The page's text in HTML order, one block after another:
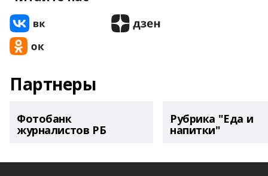
Партнеры
Фотобанк
журналистов РБ
Рубрика "Еда и
напитки"